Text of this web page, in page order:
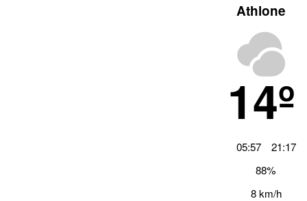
Athlone
14º
05:57
21:17
88%
8 km/h